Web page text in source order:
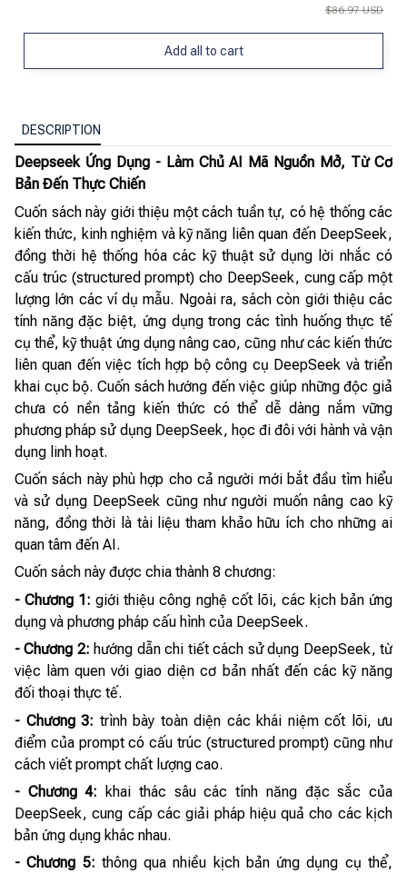
$86.97 USD
Add all to cart
DESCRIPTION
Deepseek Ứng Dụng - Làm Chủ AI Mã Nguồn Mở, Từ Cơ
Bản Đến Thực Chiến
Cuốn sách này giới thiệu một cách tuần tự, có hệ thống các
kiến thức, kinh nghiệm và kỹ năng liên quan đến DeepSeek,
đồng thời hệ thống hóa các kỹ thuật sử dụng lời nhắc có
cấu trúc (structured prompt) cho DeepSeek, cung cấp một
lượng lớn các ví dụ mẫu. Ngoài ra, sách còn giới thiệu các
tính năng đặc biệt, ứng dụng trong các tình huống thực tế
cụ thể, kỹ thuật ứng dụng nâng cao, cũng như các kiến thức
liên quan đến việc tích hợp bộ công cụ DeepSeek và triển
khai cục bộ. Cuốn sách hướng đến việc giúp những độc giả
chưa có nền tảng kiến thức có thể dễ dàng nắm vững
phương pháp sử dụng DeepSeek, học đi đôi với hành và vận
dụng linh hoạt.
Cuốn sách này phù hợp cho cả người mới bắt đầu tìm hiểu
và sử dụng DeepSeek cũng như người muốn nâng cao kỹ
năng, đồng thời là tài liệu tham khảo hữu ích cho những ai
quan tâm đến AI.
Cuốn sách này được chia thành 8 chương:
- Chương 1: giới thiệu công nghệ cốt lõi, các kịch bản ứng
dụng và phương pháp cấu hình của DeepSeek.
- Chương 2: hướng dẫn chi tiết cách sử dụng DeepSeek, từ
việc làm quen với giao diện cơ bản nhất đến các kỹ năng
đối thoại thực tế.
- Chương 3: trình bày toàn diện các khái niệm cốt lõi, ưu
điểm của prompt có cấu trúc (structured prompt) cũng như
cách viết prompt chất lượng cao.
- Chương 4: khai thác sâu các tính năng đặc sắc của
DeepSeek, cung cấp các giải pháp hiệu quả cho các kịch
bản ứng dụng khác nhau.
- Chương 5: thông qua nhiều kịch bản ứng dụng cụ thể,